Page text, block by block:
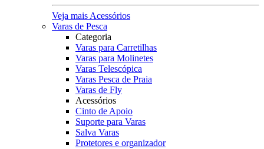
Veja mais Acessórios
Varas de Pesca
Categoria
Varas para Carretilhas
Varas para Molinetes
Varas Telescópica
Varas Pesca de Praia
Varas de Fly
Acessórios
Cinto de Apoio
Suporte para Varas
Salva Varas
Protetores e organizador